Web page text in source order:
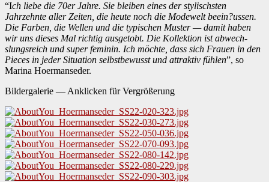
“Ich liebe die 70er Jahre. Sie bleiben eines der stylis­chsten
Jahrzehnte aller Zeit­en, die heute noch die Mod­ewelt beein?ussen.
Die Far­ben, die Wellen und die typ­is­chen Muster — damit haben
wir uns dieses Mal richtig ausge­to­bt. Die Kollek­tion ist abwech­
slungsre­ich und super fem­i­nin. Ich möchte, dass sich Frauen in den
Pieces in jed­er Sit­u­a­tion selb­st­be­wusst und attrak­tiv fühlen”, so
Mari­na Hoer­manseder.
Bilder­ga­lerie — Anklick­en für Ver­größerung